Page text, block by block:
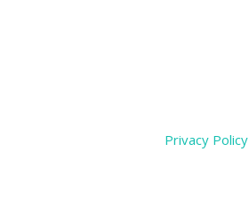
Privacy Policy